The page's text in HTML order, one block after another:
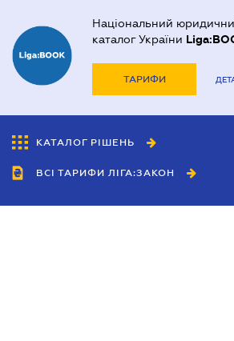
Національний
каталог України
ТАРИФИ
КАТАЛОГ РІШЕНЬ
ВСІ ТАРИФИ ЛІГА:ЗАКОН